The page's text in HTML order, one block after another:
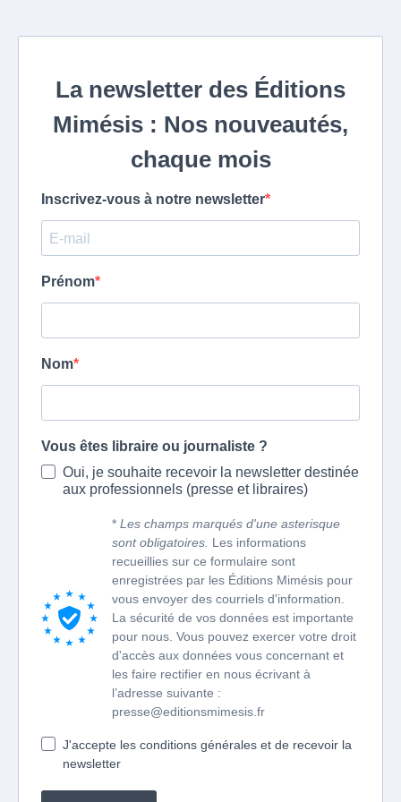
La newsletter des Éditions
Mimésis : Nos nouveautés,
chaque mois
Inscrivez-vous à notre newsletter
Prénom
Nom
Vous êtes libraire ou journaliste ?
Oui, je souhaite recevoir la newsletter destinée
aux professionnels (presse et libraires)
* Les champs marqués d'une asterisque
sont obligatoires. Les informations
recueillies sur ce formulaire sont
enregistrées par les Éditions Mimésis pour
vous envoyer des courriels d'information.
La sécurité de vos données est importante
pour nous. Vous pouvez exercer votre droit
d'accès aux données vous concernant et
les faire rectifier en nous écrivant à
l’adresse suivante :
presse@editionsmimesis.fr
J'accepte les conditions générales et de recevoir la
newsletter